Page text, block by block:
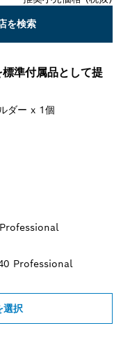
を検索
準付属品として提
ダー x 1個
Professional
Professional
選択